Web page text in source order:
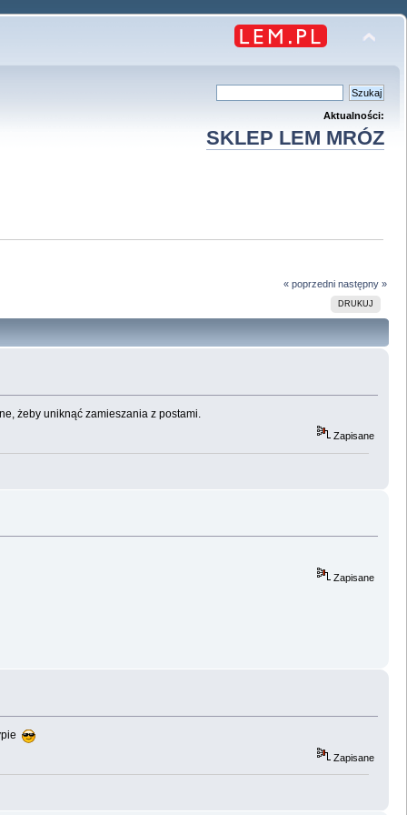
Aktualności:
SKLEP LEM MRÓZ
« poprzedni następny »
DRUKUJ
żeby uniknąć zamieszania z postami.
Zapisane
Zapisane
Zapisane